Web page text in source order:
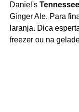
Daniel's Tennessee
Ginger Ale. Para
laranja. Dica
freezer ou na